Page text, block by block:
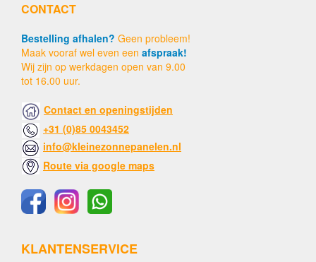
CONTACT
Bestelling afhalen? Geen probleem!
Maak vooraf wel even een afspraak!
Wij zijn op werkdagen open van 9.00
tot 16.00 uur.
Contact en openingstijden
+31 (0)85 0043452
info@kleinezonnepanelen.nl
Route via google maps
KLANTENSERVICE